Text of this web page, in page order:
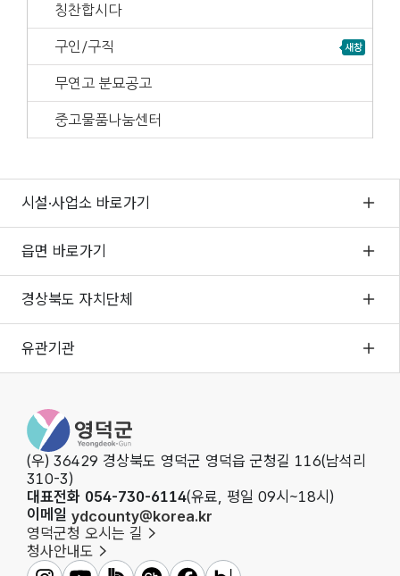
칭찬합시다
구인/구직
무연고 분묘공고
중고물품나눔센터
시설·사업소 바로가기
읍면 바로가기
경상북도 자치단체
유관기관
영덕군청
(우) 36429 경상북도 영덕군 영덕읍 군청길 116(남석리
310-3)
대표전화 054-730-6114(유료, 평일 09시~18시)
이메일 ydcounty@korea.kr
영덕군청 오시는 길
청사안내도